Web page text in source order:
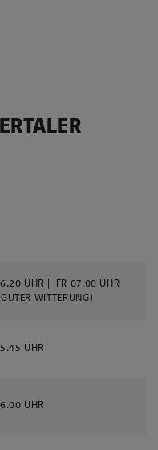
UHR || FR 07.00 UHR
WITTERUNG)
UHR
UHR